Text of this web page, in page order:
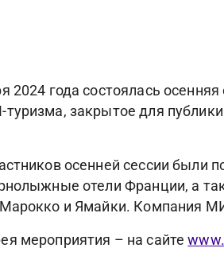
2024 года состоялась
закрытое для
осенней сессии
отели Франции, а
и Ямайки. Компания
мероприятия – на сайте